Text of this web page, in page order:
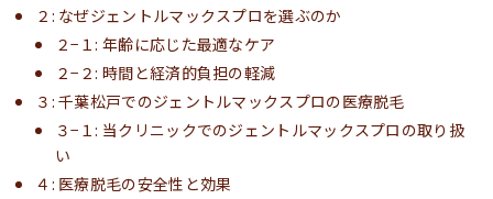
２: なぜジェントルマックスプロを選ぶのか
２−１: 年齢に応じた最適なケア
２−２: 時間と経済的負担の軽減
３: 千葉松戸でのジェントルマックスプロの医療脱毛
３−１: 当クリニックでのジェントルマックスプロの取り扱
い
４: 医療脱毛の安全性と効果